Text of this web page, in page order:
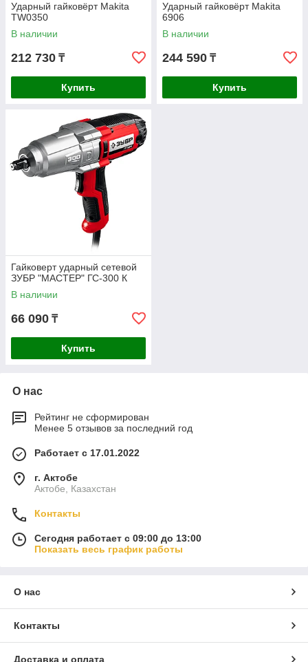
Ударный гайковёрт Makita
TW0350
В наличии
212 730 ₸
Купить
Ударный гайковёрт Makita
6906
В наличии
244 590 ₸
Купить
Гайковерт ударный сетевой
ЗУБР "МАСТЕР" ГС-300 К
В наличии
66 090 ₸
Купить
О нас
Рейтинг не сформирован
Менее 5 отзывов за последний год
Работает с 17.01.2022
г. Актобе
Актобе, Казахстан
Контакты
Сегодня работает с 09:00 до 13:00
Показать весь график работы
О нас
Контакты
Доставка и оплата